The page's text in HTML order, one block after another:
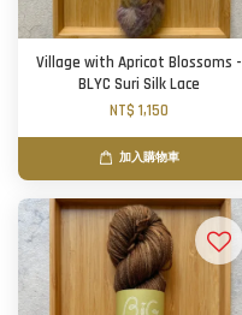
Village with Apricot Blossoms -
BLYC Suri Silk Lace
NT$ 1,150
加入購物車